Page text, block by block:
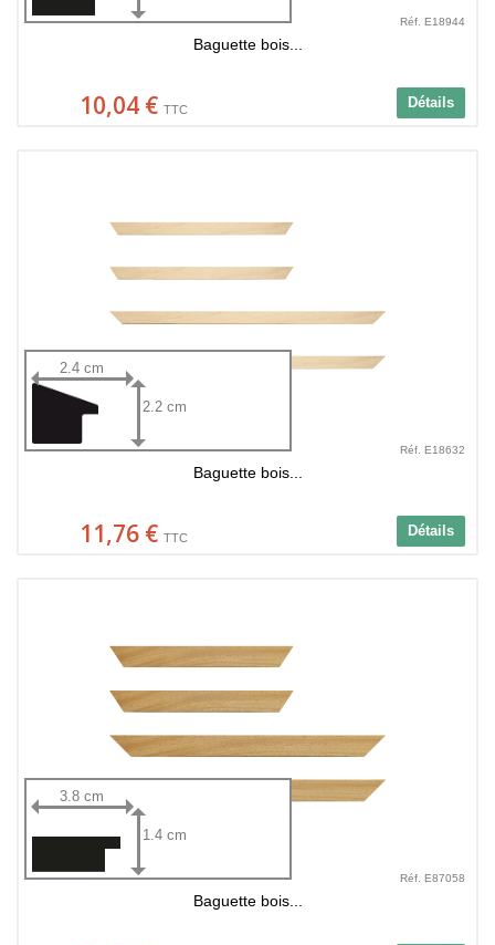
Réf. E18944
Baguette bois...
Détails
10,04 € TTC
2.4 cm
2.2 cm
Réf. E18632
Baguette bois...
Détails
11,76 € TTC
3.8 cm
1.4 cm
Réf. E87058
Baguette bois...